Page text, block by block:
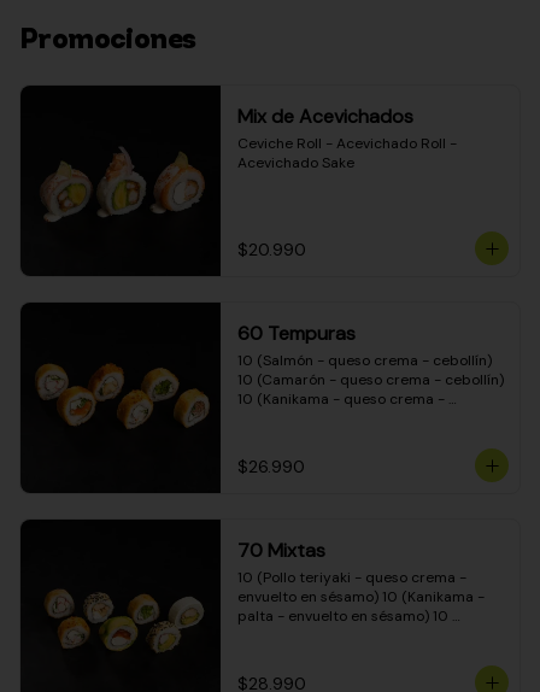
Promociones
Mix de Acevichados
Ceviche Roll - Acevichado Roll -
Acevichado Sake
$20.990
60 Tempuras
10 (Salmón - queso crema - cebollín)
10 (Camarón - queso crema - cebollín)
10 (Kanikama - queso crema -
crema - cebollín) 10 (Carne - queso
crema - cebollín)
$26.990
70 Mixtas
10 (Pollo teriyaki - queso crema -
envuelto en sésamo) 10 (Kanikama -
palta - envuelto en sésamo) 10
- envuelto en queso crema) 10
$28.990